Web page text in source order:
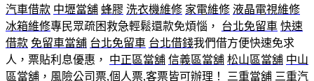
汽車借款 中壢當舖 蜂膠 洗衣機維修 家電維修 液晶電視維修
冰箱維修專民眾疏困救急輕鬆還款免煩惱， 台北免留車 快速
借款 免留車當舖 台北免留車 台北借錢我們借方便快速免求
人，票貼利息優惠， 中正區當舖 信義區當舖 松山區當舖 中山
區當舖 ，風險公司票,個人票,客票皆可辦理！ 三重當舖 三重汽